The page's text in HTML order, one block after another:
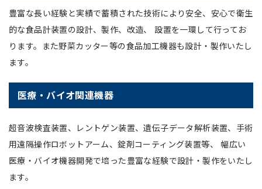
豊富な長い経験と実績で蓄積された技術により安全、安心で衛生
的な食品計装置の設計、製作、改造、 設置を一環して行ってお
ります。また野菜カッター等の食品加工機器も設計・製作いたし
ます。
医療・バイオ関連機器
超音波検査装置、レントゲン装置、遺伝子データ解析装置、手術
用遠隔操作ロボットアーム、錠剤コーティング装置等、 幅広い
医療・バイオ機器開発で培った豊富な経験で設計・製作をいたし
ます。